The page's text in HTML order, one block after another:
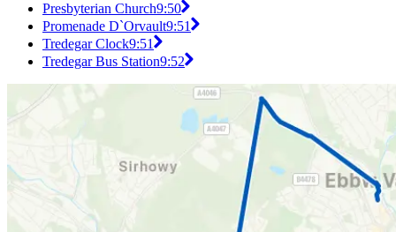
Presbyterian Church9:50
Promenade D`Orvault9:51
Tredegar Clock9:51
Tredegar Bus Station9:52